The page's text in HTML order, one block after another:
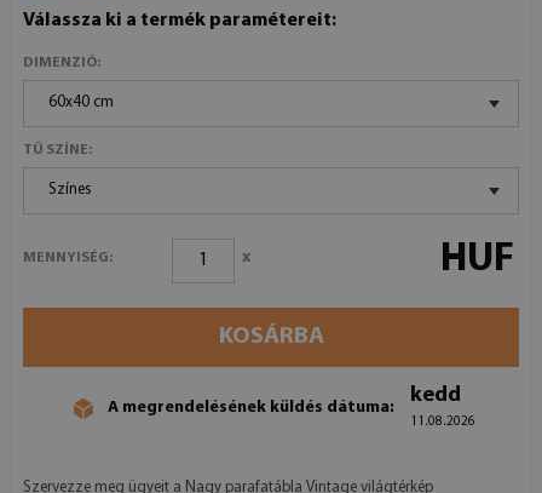
Válassza ki a termék paramétereit:
DIMENZIÓ:
60x40 cm
TŰ SZÍNE:
Színes
MENNYISÉG: x HUF
KOSÁRBA
A megrendelésének küldés dátuma:
kedd
11.08.2026
Szervezze meg ügyeit a Nagy parafatábla Vintage világtérkép